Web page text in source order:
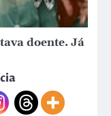
doente. Já